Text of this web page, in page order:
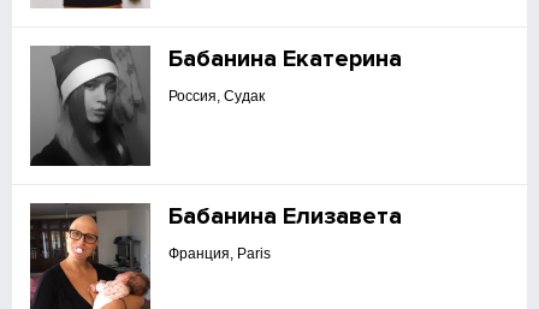
Бабанина Екатерина
Россия, Судак
Бабанина Елизавета
Франция, Paris